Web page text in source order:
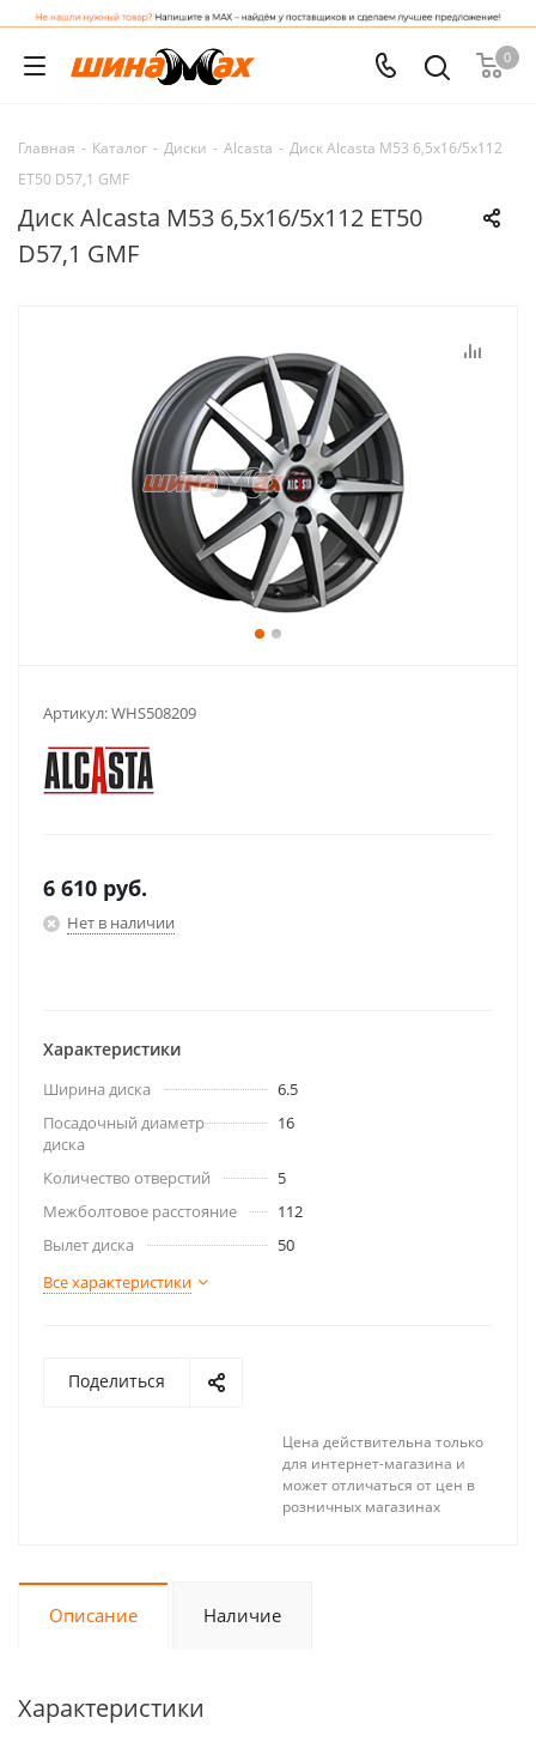
0
Главная - Каталог - Диски - Alcasta - Диск Alcasta M53 6,5x16/5x112
ET50 D57,1 GMF
Диск Alcasta M53 6,5x16/5x112 ET50
D57,1 GMF
Артикул:WHS508209
6 610 руб.
Нет в наличии
Характеристики
Ширина диска
6.5
Посадочный диаметр
диска
16
Количество отверстий
5
Межболтовое расстояние
112
Вылет диска
50
Все характеристики
Поделиться
Цена действительна только
для интернет-магазина и
может отличаться от цен в
розничных магазинах
Описание Наличие
Характеристики